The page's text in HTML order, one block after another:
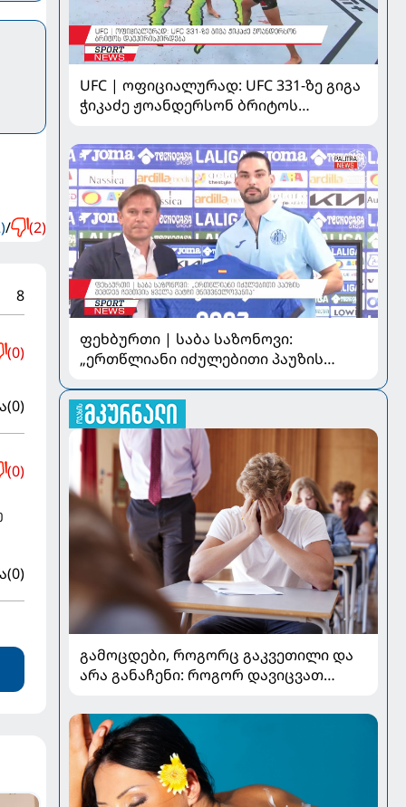
/ (2)
8
(0)
(0)
(0)
(0)
UFC | ოფიციალურად: UFC 331-ზე გიგა
ჭიკაძე ჟოანდერსონ ბრიტოს
ფეხბურთი | საბა საზონოვი:
„ერთწლიანი იძულებითი პაუზის
მნიშვნელოვანია“
გამოცდები, როგორც გაკვეთილი და
არა განაჩენი: როგორ დავიცვათ
მომავალი